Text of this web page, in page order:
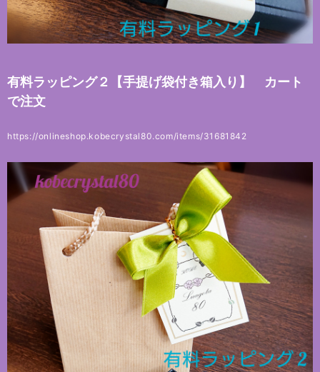
有料ラッピング２【手提げ袋付き箱入り】 カート
で注文
https://onlineshop.kobecrystal80.com/items/31681842